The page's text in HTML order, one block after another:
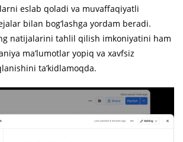
eslab qoladi va muvaffaqiyatli
bilan bog‘lashga yordam beradi.
natijalarini tahlil qilish imkoniyatini ham
ma’lumotlar yopiq va xavfsiz
ta’kidlamoqda.